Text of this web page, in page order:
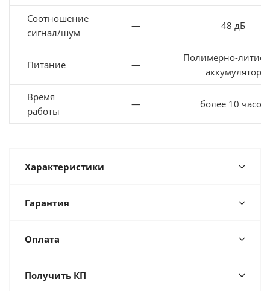
Соотношение
сигнал/шум
— 48 дБ
Питание —
Полимерно-
аккумулятор
Время
работы
— более 10 часов
Характеристики
Гарантия
Оплата
Получить КП